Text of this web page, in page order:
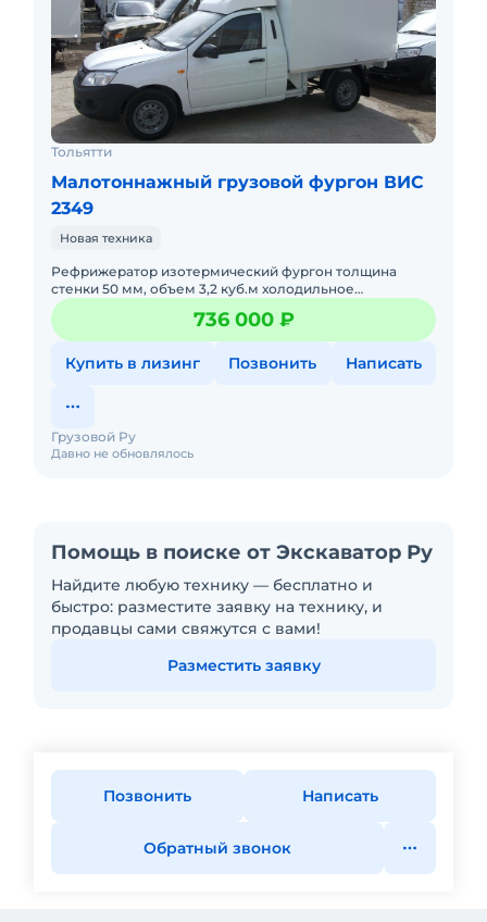
Тольятти
Малотоннажный грузовой фургон ВИС
2349
Новая техника
Рефрижератор изотермический фургон толщина
стенки 50 мм, объем 3,2 куб.м холодильное
оборудование Элинж 07 (- 20 град)
736 000 ₽
Купить в лизинг Позвонить Написать
Давно не обновлялось
Грузовой Ру
Помощь в поиске от Экскаватор Ру
Найдите любую технику — бесплатно и
быстро: разместите заявку на технику, и
продавцы сами свяжутся с вами!
Разместить заявку
Позвонить Написать
Обратный звонок